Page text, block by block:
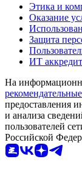
Этика и
Оказание
Защита
ИТ
На
предоставления
и анализа
пользователей
Российской